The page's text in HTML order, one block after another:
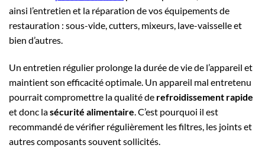
ainsi l’entretien et la réparation de vos équipements de
restauration : sous-vide, cutters, mixeurs, lave-vaisselle et
bien d’autres.
Un entretien régulier prolonge la durée de vie de l’appareil et
maintient son efficacité optimale. Un appareil mal entretenu
pourrait compromettre la qualité de refroidissement rapide
et donc lasécurité alimentaire. C’est pourquoi il est
recommandé de vérifier régulièrement les filtres, les joints et
autres composants souvent sollicités.